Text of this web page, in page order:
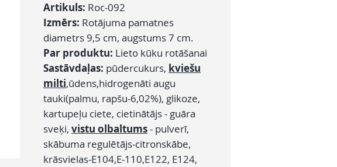
Artikuls: Roc-092
Izmērs: Rotājuma pamatnes
diametrs 9,5 cm, augstums 7 cm.
Par produktu: Lieto kūku rotāšanai
Sastāvdaļas: pūdercukurs, kviešu
milti,ūdens,hidrogenāti augu
tauki(palmu, rapšu-6,02%), glikoze,
kartupeļu ciete, cietinātājs - guāra
sveķi, vistu olbaltums- pulverī,
skābuma regulētājs-citronskābe,
krāsvielas-E104,E-110,E122, E124,